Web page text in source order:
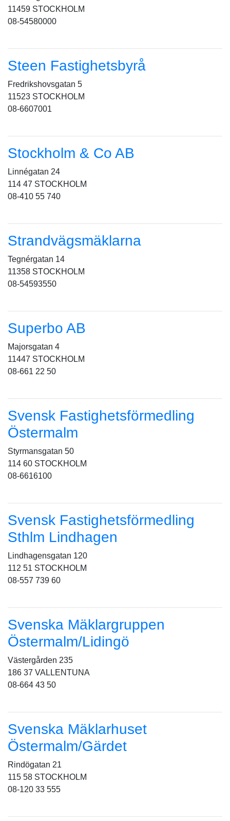
11459 STOCKHOLM
08-54580000
Steen Fastighetsbyrå
Fredrikshovsgatan 5
11523 STOCKHOLM
08-6607001
Stockholm & Co AB
Linnégatan 24
114 47 STOCKHOLM
08-410 55 740
Strandvägsmäklarna
Tegnérgatan 14
11358 STOCKHOLM
08-54593550
Superbo AB
Majorsgatan 4
11447 STOCKHOLM
08-661 22 50
Svensk Fastighetsförmedling
Östermalm
Styrmansgatan 50
114 60 STOCKHOLM
08-6616100
Svensk Fastighetsförmedling
Sthlm Lindhagen
Lindhagensgatan 120
112 51 STOCKHOLM
08-557 739 60
Svenska Mäklargruppen
Östermalm/Lidingö
Västergården 235
186 37 VALLENTUNA
08-664 43 50
Svenska Mäklarhuset
Östermalm/Gärdet
Rindögatan 21
115 58 STOCKHOLM
08-120 33 555